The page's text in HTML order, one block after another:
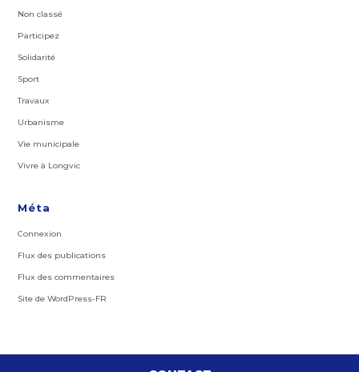
Non classé
Participez
Solidarité
Sport
Travaux
Urbanisme
Vie municipale
Vivre à Longvic
Méta
Connexion
Flux des publications
Flux des commentaires
Site de WordPress-FR